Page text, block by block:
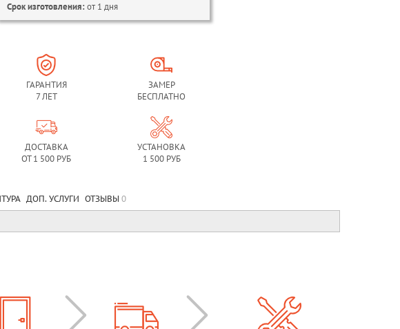
Срок изготовления:от 1 дня
ГАРАНТИЯ
7 ЛЕТ
ЗАМЕР
БЕСПЛАТНО
ДОСТАВКА
ОТ 1 500 РУБ
УСТАНОВКА
1 500 РУБ
ДОП. УСЛУГИ ОТЗЫВЫ 0